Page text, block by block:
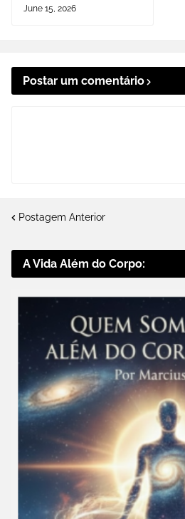
June 15, 2026
Postar um comentário
Postagem Anterior
A Vida Além do Corpo: